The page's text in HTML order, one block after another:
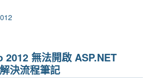
無法開啟 ASP.NET
決流程筆記